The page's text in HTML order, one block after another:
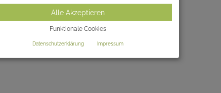
Alle Akzeptieren
Funktionale Cookies
Datenschutzerklärung Impressum